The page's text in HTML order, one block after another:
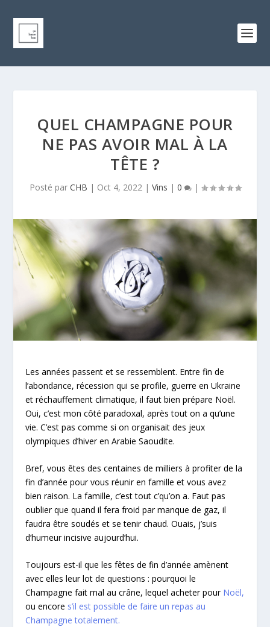
QUEL CHAMPAGNE POUR
NE PAS AVOIR MAL À LA
TÊTE ?
Posté par CHB | Oct 4, 2022| Vins | 0 |
Les années passent et se ressemblent. Entre fin de
l’abondance, récession qui se profile, guerre en Ukraine
et réchauffement climatique, il faut bien prépare Noël.
Oui, c’est mon côté paradoxal, après tout on a qu’une
vie. C’est pas comme si on organisait des jeux
olympiques d’hiver en Arabie Saoudite.
Bref, vous êtes des centaines de milliers à profiter de la
fin d’année pour vous réunir en famille et vous avez
bien raison. La famille, c’est tout c’qu’on a. Faut pas
oublier que quand il fera froid par manque de gaz, il
faudra être soudés et se tenir chaud. Ouais, j’suis
d’humeur incisive aujourd’hui.
Toujours est-il que les fêtes de fin d’année amènent
avec elles leur lot de questions : pourquoi le
Champagne fait mal au crâne, lequel acheter pour Noël,
ou encore s’il est possible de faire un repas au
Champagne totalement.